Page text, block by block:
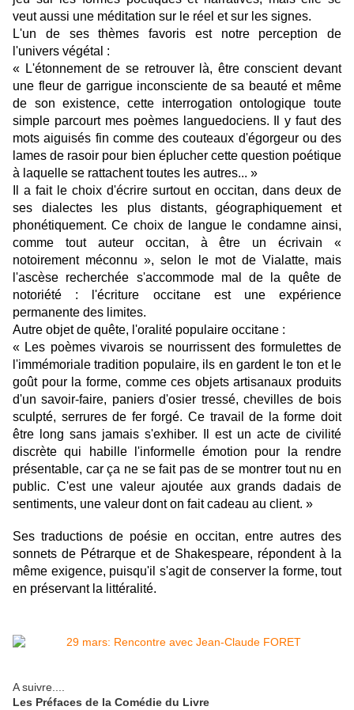
veut aussi une méditation sur le réel et sur les signes.
L'un de ses thèmes favoris est notre perception de
l'univers végétal :
« L'étonnement de se retrouver là, être conscient devant
une fleur de garrigue inconsciente de sa beauté et même
de son existence, cette interrogation ontologique toute
simple parcourt mes poèmes languedociens. Il y faut des
mots aiguisés fin comme des couteaux d'égorgeur ou des
lames de rasoir pour bien éplucher cette question poétique
à laquelle se rattachent toutes les autres... »
Il a fait le choix d'écrire surtout en occitan, dans deux de
ses dialectes les plus distants, géographiquement et
phonétiquement. Ce choix de langue le condamne ainsi,
comme tout auteur occitan, à être un écrivain «
notoirement méconnu », selon le mot de Vialatte, mais
l'ascèse recherchée s'accommode mal de la quête de
notoriété : l'écriture occitane est une expérience
permanente des limites.
Autre objet de quête, l'oralité populaire occitane :
« Les poèmes vivarois se nourrissent des formulettes de
l'immémoriale tradition populaire, ils en gardent le ton et le
goût pour la forme, comme ces objets artisanaux produits
d'un savoir-faire, paniers d'osier tressé, chevilles de bois
sculpté, serrures de fer forgé. Ce travail de la forme doit
être long sans jamais s'exhiber. Il est un acte de civilité
discrète qui habille l'informelle émotion pour la rendre
présentable, car ça ne se fait pas de se montrer tout nu en
public. C'est une valeur ajoutée aux grands dadais de
sentiments, une valeur dont on fait cadeau au client. »
Ses traductions de poésie en occitan, entre autres des
sonnets de Pétrarque et de Shakespeare, répondent à la
même exigence, puisqu'il s'agit de conserver la forme, tout
en préservant la littéralité.
A suivre....
Les Préfaces de la Comédie du Livre